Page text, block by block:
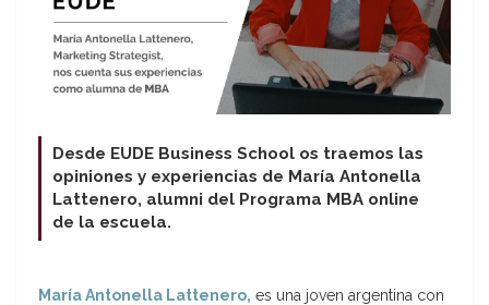
Desde EUDE Business School os traemos las
opiniones y experiencias de María Antonella
Lattenero, alumni del Programa MBA online
de la escuela.
María Antonella Lattenero, es una joven argentina con